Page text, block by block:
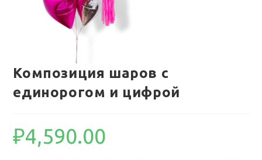
Композиция шаров с
единорогом и цифрой
₽4,590.00